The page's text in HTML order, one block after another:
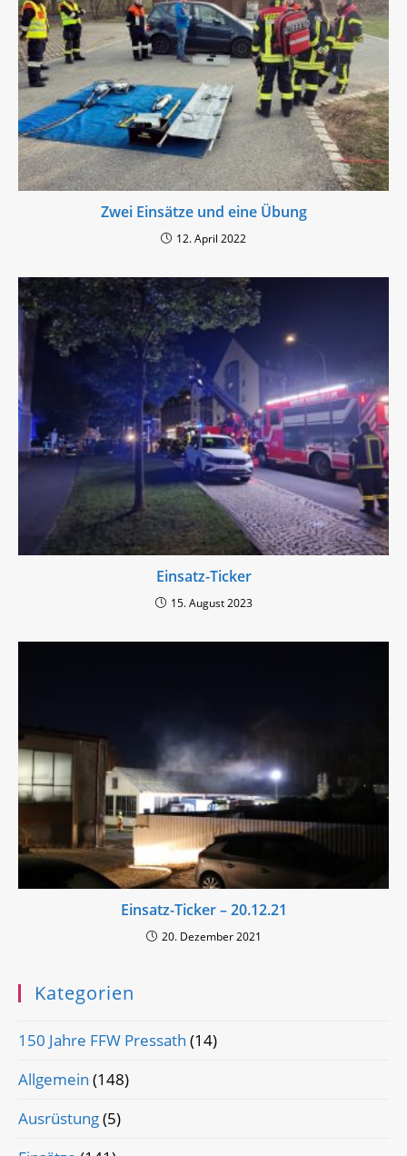
Zwei Einsätze und eine Übung
12. April 2022
Einsatz-Ticker
15. August 2023
Einsatz-Ticker – 20.12.21
20. Dezember 2021
Kategorien
150 Jahre FFW Pressath (14)
Allgemein (148)
Ausrüstung(5)